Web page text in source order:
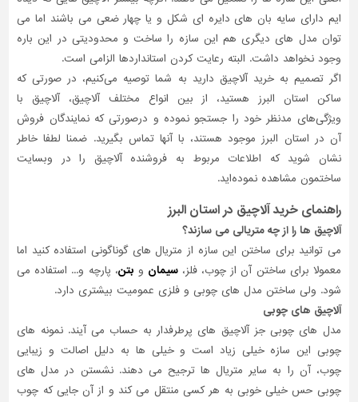
ایم دارای سایه بان های دایره ای شکل و یا چهار ضعی می باشند اما می
توان مدل های دیگری هم این سازه را ساخت و محدودیتی در این باره
وجود نخواهد داشت. البته رعایت کردن استانداردها الزامی است.
اگر تصمیم به خرید آلاچیق دارید به شما توصیه می‌کنیم، در صورتی که
ساکن استان البرز هستید، از بین انواع مختلف آلاچیق، آلاچیق با
ویژگی‌های مدنظر خود را جستجو نموده و درصورتی‌ که نمایندگان فروش
آن در استان البرز موجود هستند، با آنها تماس بگیرید. ضمنا لطفا خاطر
نشان شوید که اطلاعات مربوط به فروشنده آلاچیق را در وبسایت
ساختمون مشاهده نموده‌اید.
راهنمای خرید آلاچیق در استان البرز
آلاچیق ها را از چه متریالی می سازند؟
می توانید برای ساختن این سازه از متریال های گوناگونی استفاده کنید اما
معمولا برای ساختن آن از چوب، فلز،سیمان و بتن، پارچه و... استفاده می
شود. ولی ساختن مدل های چوبی و فلزی عمومیت بیشتری دارد.
آلاچیق های چوبی
مدل های چوبی جز آلاچیق های پرطرفدار به حساب می آیند. نمونه های
چوبی این سازه خیلی زیاد است و خیلی ها به دلیل اصالت و زیبایی
چوب، آن را به سایر متریال ها ترجیح می دهند. نشستن در مدل های
چوبی حس خیلی خوبی به هر کسی منتقل می کند و از آن جایی که چوب